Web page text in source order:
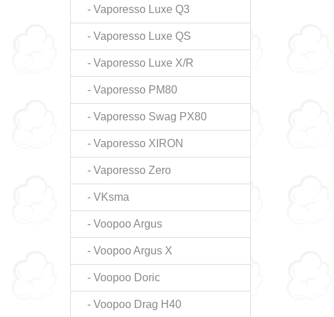
- Vaporesso Luxe Q3
- Vaporesso Luxe QS
- Vaporesso Luxe X/R
- Vaporesso PM80
- Vaporesso Swag PX80
- Vaporesso XIRON
- Vaporesso Zero
- VKsma
- Voopoo Argus
- Voopoo Argus X
- Voopoo Doric
- Voopoo Drag H40